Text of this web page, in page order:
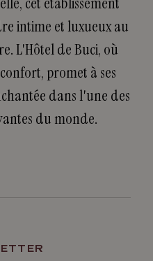
intime et luxueux au
L'Hôtel de Buci, où
promet à ses
dans l'une des
du monde.